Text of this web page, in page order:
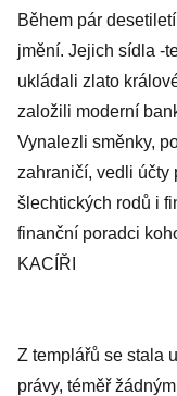
Během pár
jmění. Jejich sídla -
ukládali zlato
založili moderní
Vynalezli směnky,
zahraničí, vedli účty
šlechtických rodů i
finanční poradci
KACÍŘI
Z templářů se stala
právy, téměř